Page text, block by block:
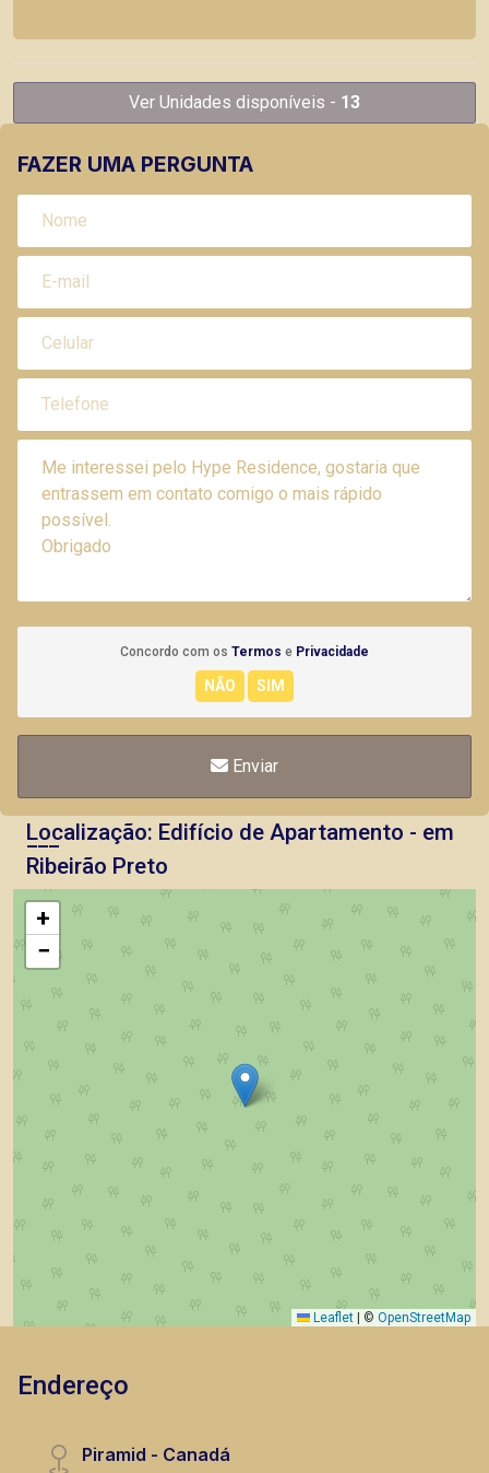
Ver Unidades disponíveis - 13
FAZER UMA PERGUNTA
Concordo com os Termos e Privacidade
Enviar
Localização: Edifício de Apartamento - em
Ribeirão Preto
+
−
Leaflet © OpenStreetMap
Endereço
Piramid - Canadá